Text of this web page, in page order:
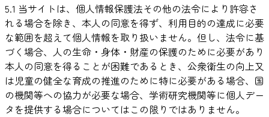
5.1 当サイトは、個人情報保護法その他の法令により許容さ
れる場合を除き、本人の同意を得ず、利用目的の達成に必要
な範囲を超えて個人情報を取り扱いません。但し、法令に基
づく場合、人の生命・身体・財産の保護のために必要があり
本人の同意を得ることが困難であるとき、公衆衛生の向上又
は児童の健全な育成の推進のために特に必要がある場合、国
の機関等への協力が必要な場合、学術研究機関等に個人デー
タを提供する場合についてはこの限りではありません。